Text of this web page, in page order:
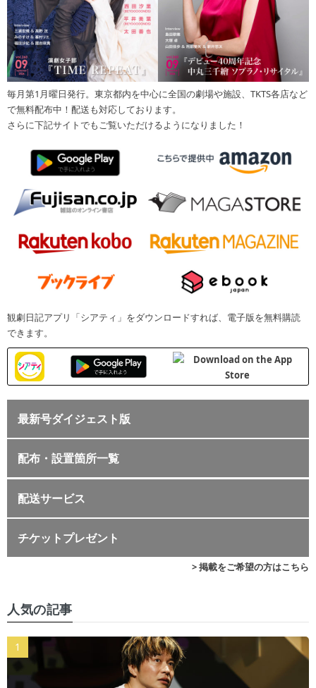
毎月第1月曜日発行。東京都内を中心に全国の劇場や施設、TKTS各店など
で無料配布中！配送も対応しております。
さらに下記サイトでもご覧いただけるようになりました！
観劇日記アプリ「シアティ」をダウンロードすれば、電子版を無料購読
できます。
最新号ダイジェスト版
配布・設置箇所一覧
配送サービス
チケットプレゼント
> 掲載をご希望の方はこちら
人気の記事